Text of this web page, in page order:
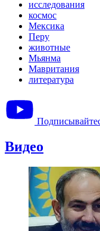
исследования
космос
Мексика
Перу
животные
Мьянма
Мавритания
литература
Видео